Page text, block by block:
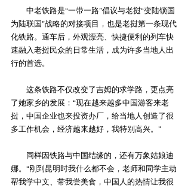
中老铁路是“一带一路”倡议与老挝“变陆锁国
为陆联国”战略的对接项目，也是老挝第一条现代
化铁路。通车后，外观漂亮、快捷便利的列车快
速融入老挝民众的日常生活，成为许多当地人出
行的首选。
这条铁路不仅改变了吉姆的求学路，更点亮
了她家乡的发展：“现在越来越多中国游客来老
挝，中国企业也来投资办厂，给当地人创造了很
多工作机会，经济越来越好，我特别高兴。”
同样因铁路与中国结缘的，还有万象姑娘迪
娜。“刚到昆明时我什么都不会，老师和同学主动
帮我学中文、带我尝美食，中国人的热情让我很